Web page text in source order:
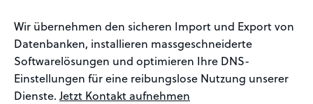
Wir übernehmen den sicheren Import und Export von
Datenbanken, installieren massgeschneiderte
Softwarelösungen und optimieren Ihre DNS-
Einstellungen für eine reibungslose Nutzung unserer
Dienste.Jetzt Kontakt aufnehmen